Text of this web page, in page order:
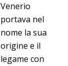
Venerio
portava nel
nome la sua
origine e il
legame con